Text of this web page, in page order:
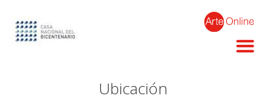
Ubicación